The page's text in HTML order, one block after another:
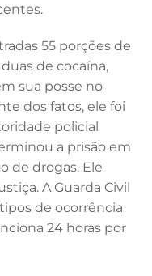
55 porções de
de cocaína,
sua posse no
dos fatos, ele foi
policial
a prisão em
de drogas. Ele
A Guarda Civil
de ocorrência
24 horas por